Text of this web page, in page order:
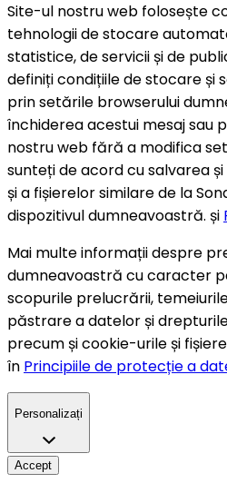
Site-ul nostru web folosește
tehnologii de stocare
statistice, de servicii și de
definiți condițiile de stocare și
prin setările browserului
închiderea acestui mesaj sau
nostru web fără a modifica
sunteți de acord cu salvarea
și a fișierelor similare de la
dispozitivul dumneavoastră. și
Mai multe informații despre
dumneavoastră cu caracter
scopurile prelucrării,
păstrare a datelor și
precum și cookie-urile și
în Principiile de protecție a
Personalizați
Accept